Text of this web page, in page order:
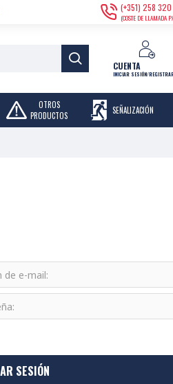
(+351) 258
(COSTE DE LLAMADA
CUENTA
INICIAR SESIÓN/
OTROS
PRODUCTOS
SEÑALIZACIÓN
SESIÓN